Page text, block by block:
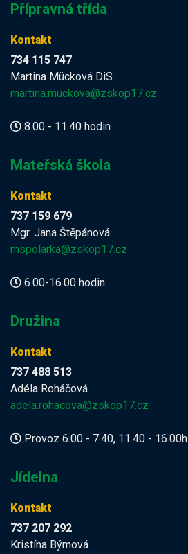
Přípravná třída
Kontakt
734 115 747
Martina Mücková DiS.
martina.muckova@zskop17.cz
8.00 - 11.40 hodin
Mateřská škola
Kontakt
737 159 679
Mgr. Jana Štěpánová
mspolarka@zskop17.cz
6.00-16.00 hodin
Družina
Kontakt
737 488 513
Adéla Roháčová
adela.rohacova@zskop17.cz
Provoz 6.00 - 7.40, 11.40 - 16.00h
Jídelna
Kontakt
737 207 292
Kristína Býmová